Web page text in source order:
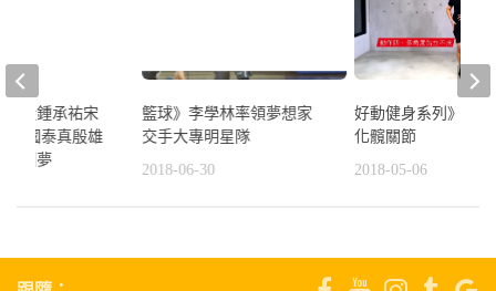
籃球》李學林率領夢想家
交手大專明星隊
2018-06-30
好動健身系列》兩
化髖關節
2018-05-06
偉殷鍾承祐宋
決 國泰真殷雄
學圓夢